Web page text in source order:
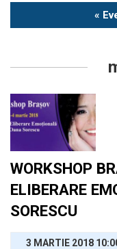
Evenimente
List
«
WORKSHOP
ELIBERARE
SORESCU
3 MARTIE 2018